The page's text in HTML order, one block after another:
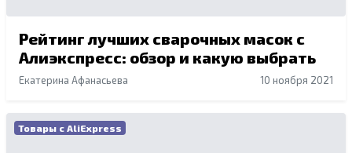
Рейтинг лучших сварочных масок с
Алиэкспресс: обзор и какую выбрать
Екатерина Афанасьева 10 ноября 2021
Товары с AliExpress